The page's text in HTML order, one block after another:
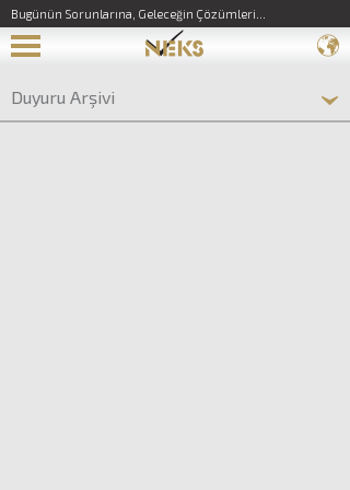
Bugünün Sorunlarına, Geleceğin Çözümleri...
Duyuru Arşivi